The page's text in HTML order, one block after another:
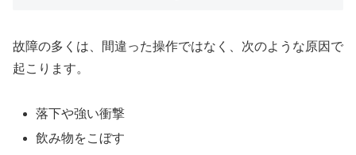
故障の多くは、間違った操作ではなく、次のような原因で
起こります。
落下や強い衝撃
飲み物をこぼす